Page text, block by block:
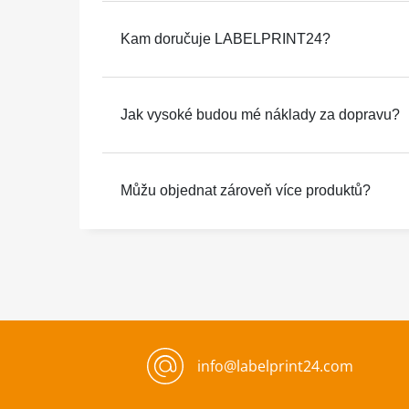
Kam doručuje LABELPRINT24?
Jak vysoké budou mé náklady za dopravu?
Můžu objednat zároveň více produktů?
info@labelprint24.com